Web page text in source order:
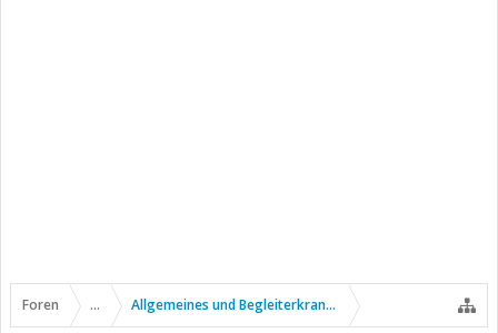
Foren ... Allgemeines und Begleiterkrankungen